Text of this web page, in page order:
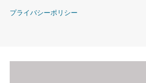
プライバシーポリシー